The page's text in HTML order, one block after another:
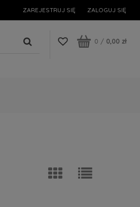
ZAREJESTRUJ SIĘ ZALOGUJ SIĘ
0 / 0,00 zł